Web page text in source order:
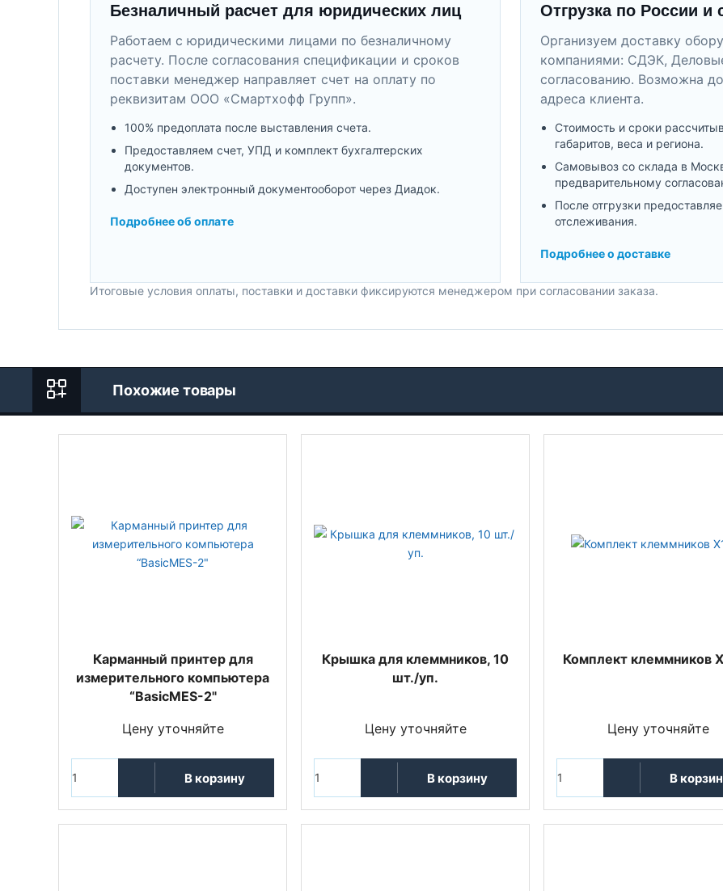
Безналичный расчет для юридических лиц
Работаем с юридическими лицами по безналичному
расчету. После согласования спецификации и сроков
поставки менеджер направляет счет на оплату по
реквизитам ООО «Смартхофф Групп».
100% предоплата после выставления счета.
Предоставляем счет, УПД и комплект бухгалтерских
документов.
Доступен электронный документооборот через Диадок.
Подробнее об оплате
Отгрузка по России и
Организуем доставку
компаниями: СДЭК,
согласованию. Возможна
адреса клиента.
Стоимость и сроки
габаритов, веса и региона.
Самовывоз со склада в
предварительному
После отгрузки
отслеживания.
Подробнее о доставке
Итоговые условия оплаты, поставки и доставки фиксируются менеджером при согласовании заказа.
Похожие товары
Карманный принтер для
измерительного компьютера
“BasicMES-2"
Цену уточняйте
В корзину
Крышка для клеммников, 10
шт./уп.
Цену уточняйте
В корзину
Комплект клеммников
Цену уточняйте
В